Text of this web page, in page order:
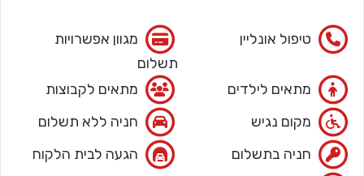
טיפול אונליין
מגוון אפשרויות
תשלום
מתאים לילדים
מתאים לקבוצות
מקום נגיש
חניה ללא תשלום
חניה בתשלום
הגעה לבית הלקוח